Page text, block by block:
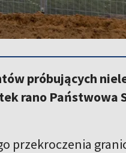
próbujących
rano Państwowa
przekroczenia